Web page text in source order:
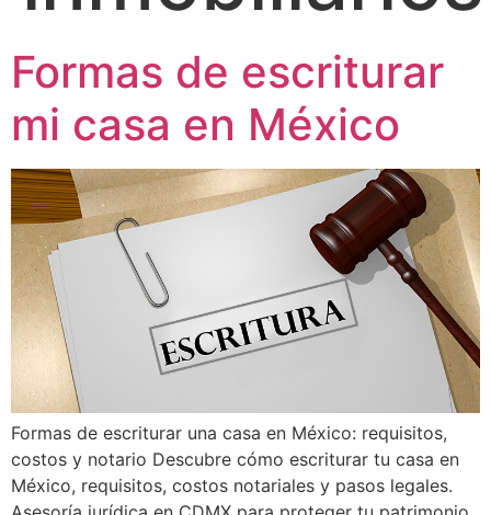
Formas de escriturar
mi casa en México
Formas de escriturar una casa en México: requisitos,
costos y notario Descubre cómo escriturar tu casa en
México, requisitos, costos notariales y pasos legales.